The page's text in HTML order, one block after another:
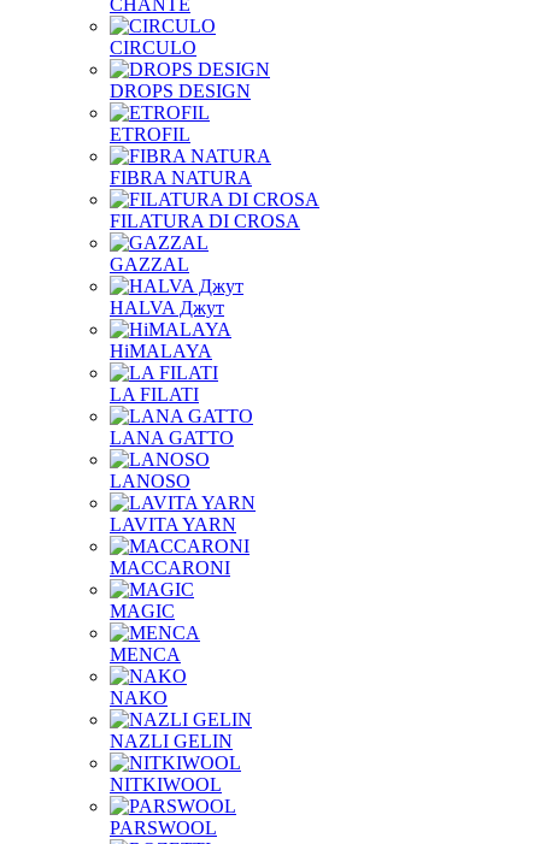
CHANTE
CIRCULO
DROPS DESIGN
ETROFIL
FIBRA NATURA
FILATURA DI CROSA
GAZZAL
HALVA Джут
HiMALAYA
LA FILATI
LANA GATTO
LANOSO
LAVITA YARN
MACCARONI
MAGIC
MENCA
NAKO
NAZLI GELIN
NITKIWOOL
PARSWOOL